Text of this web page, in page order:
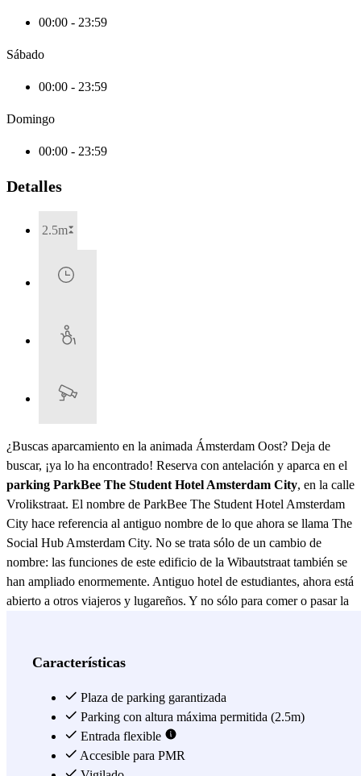
00:00 - 23:59
Sábado
00:00 - 23:59
Domingo
00:00 - 23:59
Detalles
2.5m
¿Buscas aparcamiento en la animada Ámsterdam Oost? Deja de
buscar, ¡ya lo ha encontrado! Reserva con antelación y aparca en el
parking ParkBee The Student Hotel Amsterdam City, en la calle
Vrolikstraat. El nombre de ParkBee The Student Hotel Amsterdam
City hace referencia al antiguo nombre de lo que ahora se llama The
Social Hub Amsterdam City. No se trata sólo de un cambio de
nombre: las funciones de este edificio de la Wibautstraat también se
han ampliado enormemente. Antiguo hotel de estudiantes, ahora está
abierto a otros viajeros y lugareños. Y no sólo para comer o pasar la
autónomo? Puedes alquilar un escritorio en este lugar tan especial.
fijo por mes o alquila una sala de reuniones. Aparca en ParkBee The
Student Hotel Amsterdam City y lleva tu trabajo al siguiente nivel.
¿Quierse saber qué más se puede hacer en la zona? Vrolikstraat se
encuentra en una zona con una rica historia, que se remonta a 1888.
Características
Plaza de parking garantizada
Parking con altura máxima permitida (2.5m)
Entrada flexible
Accesible para PMR